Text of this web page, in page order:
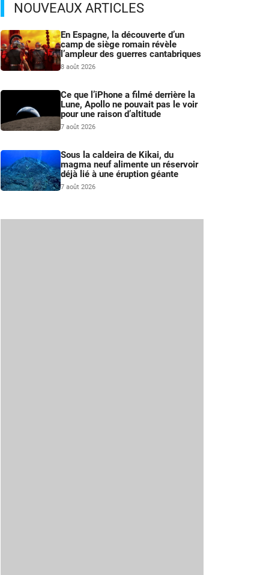
NOUVEAUX ARTICLES
En Espagne, la découverte d’un
camp de siège romain révèle
l’ampleur des guerres cantabriques
8 août 2026
Ce que l’iPhone a filmé derrière la
Lune, Apollo ne pouvait pas le voir
pour une raison d’altitude
7 août 2026
Sous la caldeira de Kikai, du
magma neuf alimente un réservoir
déjà lié à une éruption géante
7 août 2026